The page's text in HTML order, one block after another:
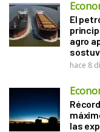
El
agro
hace 8
las